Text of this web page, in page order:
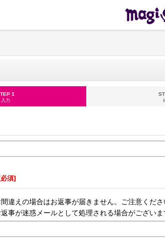
1
入力
必須]
違えの場合はお返事が届きません。ご注意くださ
事が迷惑メールとして処理される場合がござい